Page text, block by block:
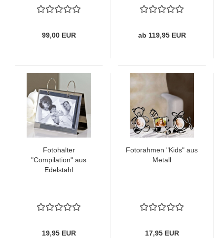
99,00 EUR ab 119,95 EUR
Fotohalter
"Compilation" aus
Edelstahl
19,95 EUR
Fotorahmen "Kids" aus
Metall
17,95 EUR